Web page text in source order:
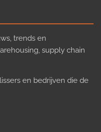
trends en
supply chain
en bedrijven die de